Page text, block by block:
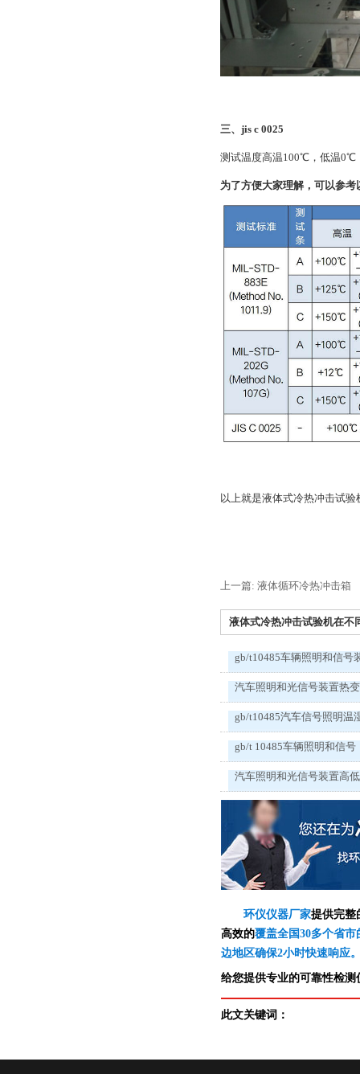
三、jis c 0025
测试温度高温100℃，低温0℃
为了方便大家理解，可以参考
以上就是液体式冷热冲击试
上一篇: 液体循环冷热冲击箱
液体式冷热冲击试验机在不
gb/t10485车辆照明和信号
汽车照明和光信号装置热
gb/t10485汽车信号照明温
gb/t 10485车辆照明和信号
汽车照明和光信号装置高
环仪仪器厂家提供完整
高效的覆盖全国30多个省
边地区确保2小时快速响应
给您提供专业的可靠性检测
此文关键词：